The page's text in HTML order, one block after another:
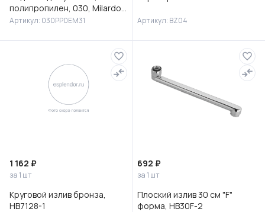
полипропилен, 030, Milardo,
030PP0EM31
Артикул: 030PP0EM31 Артикул: BZ04
1 162 ₽
за 1 шт
Круговой излив бронза,
HB7128-1
692 ₽
за 1 шт
Плоский излив 30 см "F"
форма, HB30F-2